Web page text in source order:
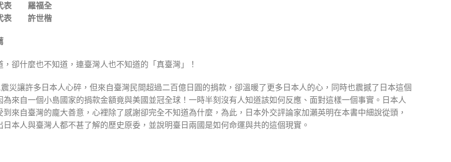
表 羅福全
表 許世楷
，卻什麼也不知道，連臺灣人也不知道的「真臺灣」！
災讓許多日本人心碎，但來自臺灣民間超過二百億日圓的捐款，卻溫暖了更多日本人的心，同時也震撼了日本這個
為來自一個小島國家的捐款金額竟與美國並冠全球！一時半刻沒有人知道該如何反應、面對這樣一個事實。日本人
到來自臺灣的龐大善意，心裡除了感謝卻完全不知道為什麼，為此，日本外交評論家加瀨英明在本書中細說從頭，
日本人與臺灣人都不甚了解的歷史原委，並說明臺日兩國是如何命運與共的這個現實。